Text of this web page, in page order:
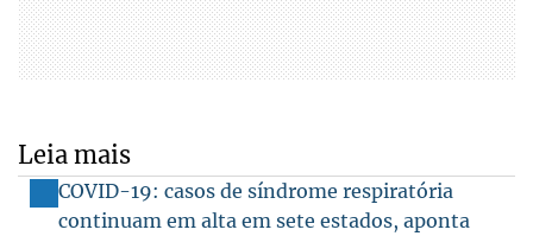
Leia mais
COVID-19: casos de síndrome respiratória
continuam em alta em sete estados, aponta